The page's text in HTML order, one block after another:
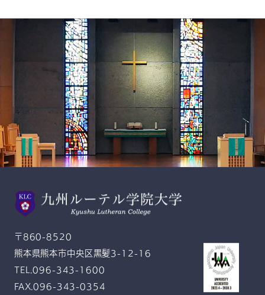
Gratitude and Service
〒860-8520
熊本県熊本市中央区黒髪3-12-16
TEL.096-343-1600
FAX.096-343-0354